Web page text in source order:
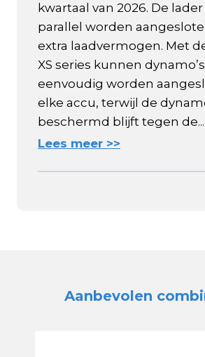
kwartaal van 2026. De lader
parallel worden
extra laadvermogen. Met
XS series kunnen dynamo’s
eenvoudig worden
elke accu, terwijl de
beschermd blijft tegen de...
Lees meer >>
Aanbevolen